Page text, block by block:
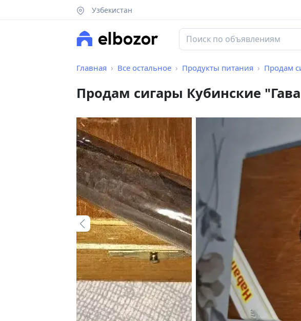
Узбекистан
Главная Все остальное Продукты питания Продам
Продам сигары Кубинские